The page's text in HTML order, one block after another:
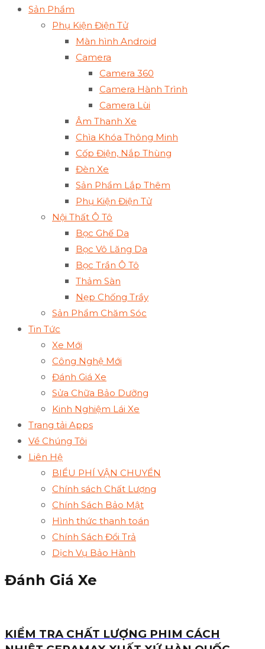
Sản Phẩm
Phụ Kiện Điện Tử
Màn hình Android
Camera
Camera 360
Camera Hành Trình
Camera Lùi
Âm Thanh Xe
Chìa Khóa Thông Minh
Cốp Điện, Nắp Thùng
Đèn Xe
Sản Phẩm Lắp Thêm
Phụ Kiện Điện Tử
Nội Thất Ô Tô
Bọc Ghế Da
Bọc Vô Lăng Da
Bọc Trần Ô Tô
Thảm Sàn
Nẹp Chống Trầy
Sản Phẩm Chăm Sóc
Tin Tức
Xe Mới
Công Nghệ Mới
Đánh Giá Xe
Sửa Chữa Bảo Dưỡng
Kinh Nghiệm Lái Xe
Trang tải Apps
Về Chúng Tôi
Liên Hệ
BIỂU PHÍ VẬN CHUYỂN
Chính sách Chất Lượng
Chính Sách Bảo Mật
Hình thức thanh toán
Chính Sách Đổi Trả
Dịch Vụ Bảo Hành
Đánh Giá Xe
KIỂM TRA CHẤT LƯỢNG PHIM CÁCH